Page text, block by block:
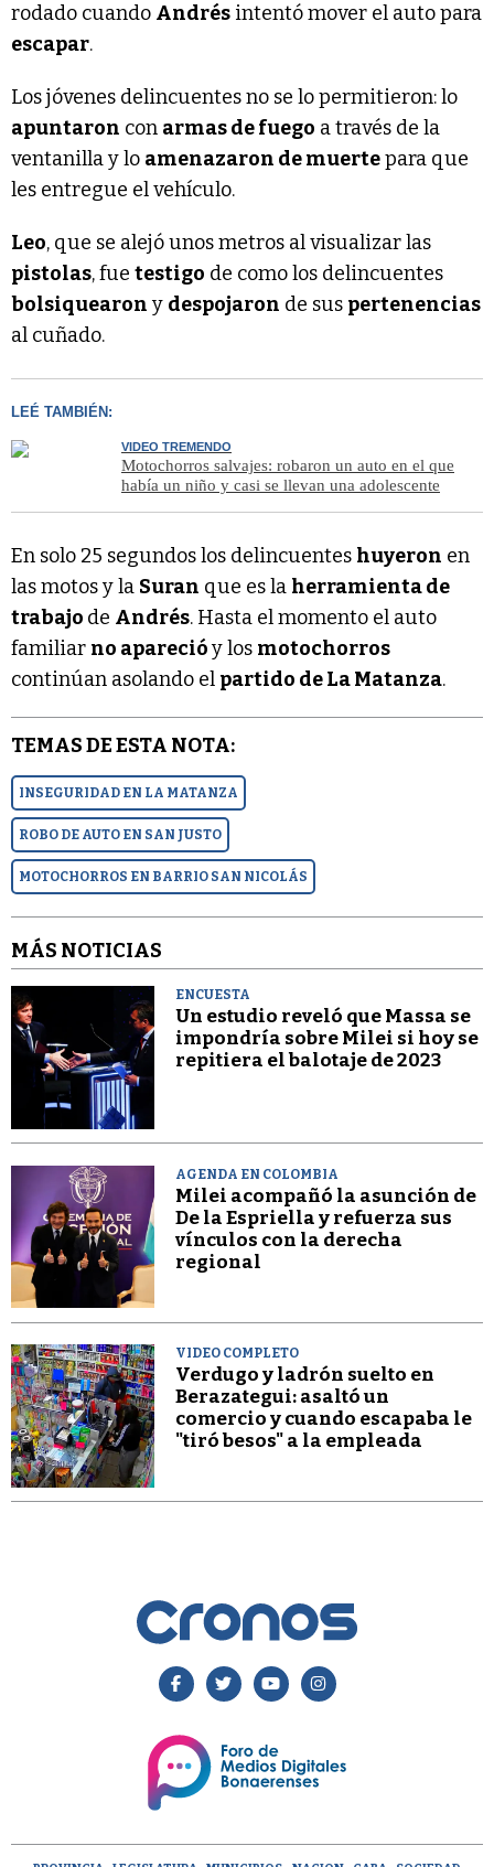
rodado cuando Andrés intentó mover el auto para
escapar.
Los jóvenes delincuentes no se lo permitieron: lo
apuntaron con armas de fuego a través de la
ventanilla y lo amenazaron de muertepara que
les entregue el vehículo.
Leo, que se alejó unos metros al visualizar las
pistolas, fue testigo de como los delincuentes
bolsiquearon y despojaron de sus pertenencias
al cuñado.
LEÉ TAMBIÉN:
VIDEO TREMENDO
Motochorros salvajes: robaron un auto en el que
había un niño y casi se llevan una adolescente
En solo 25 segundos los delincuentes huyeron en
las motos y la Suran que es la herramienta de
trabajo de Andrés. Hasta el momento el auto
familiar no aparecióy los motochorros
continúan asolando el partido de La Matanza.
TEMAS DE ESTA NOTA:
INSEGURIDAD EN LA MATANZA
ROBO DE AUTO EN SAN JUSTO
MOTOCHORROS EN BARRIO SAN NICOLÁS
MÁS NOTICIAS
ENCUESTA
Un estudio reveló que Massa se
impondría sobre Milei si hoy se
repitiera el balotaje de 2023
AGENDA EN COLOMBIA
Milei acompañó la asunción de
De la Espriella y refuerza sus
vínculos con la derecha
regional
VIDEO COMPLETO
Verdugo y ladrón suelto en
Berazategui: asaltó un
comercio y cuando escapaba le
"tiró besos" a la empleada